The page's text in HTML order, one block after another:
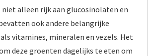
alleen rijk aan glucosinolaten en
ook andere belangrijke
vitamines, mineralen en vezels. Het
deze groenten dagelijks te eten om